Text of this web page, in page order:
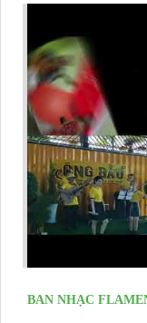
BAN NHẠC